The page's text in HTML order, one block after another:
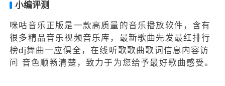
小编评测
咪咕音乐正版是一款高质量的音乐播放软件，含有
很多精品音乐视频音乐库，最新歌曲先发最红排行
榜dj舞曲一应俱全，在线听歌歌曲歌词信息内容访
问 音色顺畅清楚，致力于为您给予最好歌曲感受。